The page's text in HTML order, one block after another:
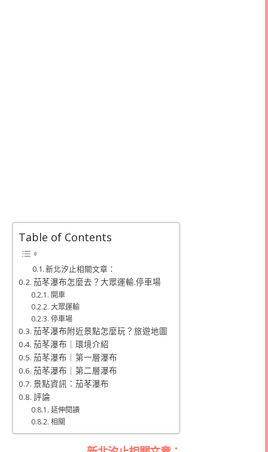
Table of Contents
新北汐止相關文章：
茄苳瀑布怎麼去？大眾運輸.停車場
開車
大眾運輸
停車場
茄苳瀑布附近景點怎麼玩？旅遊地圖
茄苳瀑布｜環境介紹
茄苳瀑布｜第一層瀑布
茄苳瀑布｜第二層瀑布
景點資訊：茄苳瀑布
評論
延伸閱讀
相關